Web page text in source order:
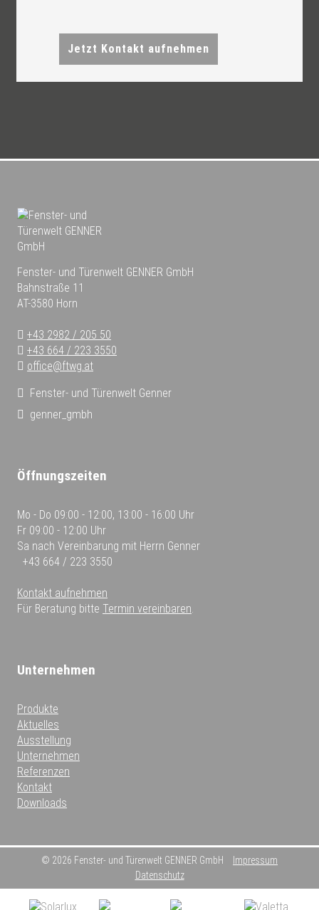
Jetzt Kontakt aufnehmen
Fenster- und Türenwelt GENNER GmbH
Bahnstraße 11
AT-3580 Horn
+43 2982 / 205 50
+43 664 / 223 3550
office@ftwg.at
Fenster- und Türenwelt Genner
genner_gmbh
Öffnungszeiten
Mo - Do 09:00 - 12:00, 13:00 - 16:00 Uhr
Fr 09:00 - 12:00 Uhr
Sa nach Vereinbarung mit Herrn Genner
+43 664 / 223 3550
Kontakt aufnehmen
Für Beratung bitte Termin vereinbaren.
Unternehmen
Produkte
Aktuelles
Ausstellung
Unternehmen
Referenzen
Kontakt
Downloads
© 2026 Fenster- und Türenwelt GENNER GmbH
Impressum
Datenschutz